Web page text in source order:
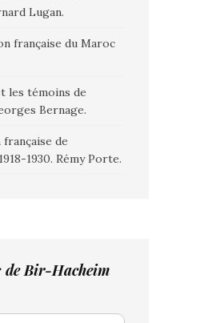
Lugan.
française du Maroc
les témoins de
Bernage.
française de
1930. Rémy Porte.
de Bir-Hacheim